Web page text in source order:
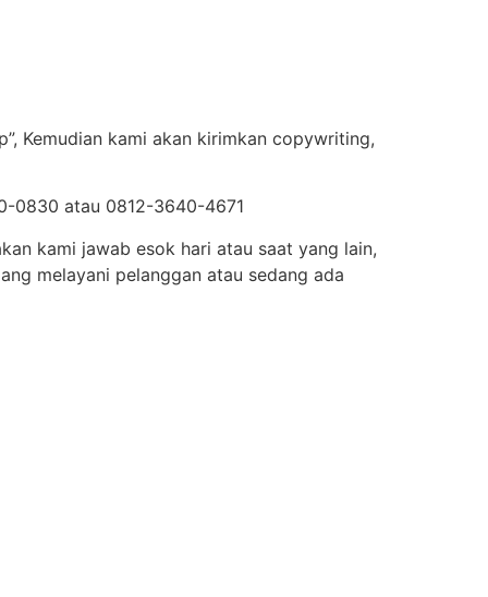
Kemudian kami akan kirimkan copywriting,
0830 atau 0812-3640-4671
kami jawab esok hari atau saat yang lain,
melayani pelanggan atau sedang ada